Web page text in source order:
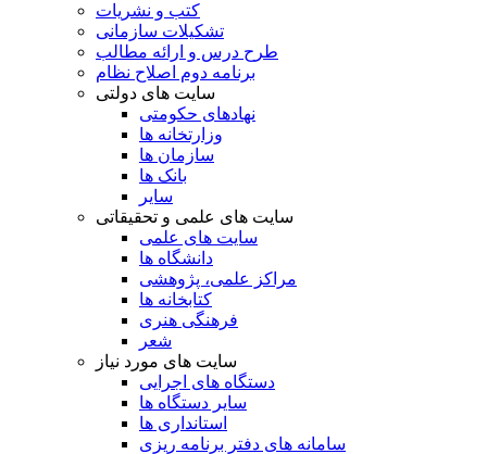
کتب و نشریات
تشکیلات سازمانی
طرح درس و ارائه مطالب
برنامه دوم اصلاح نظام
سایت های دولتی
نهادهای حکومتی
وزارتخانه ها
سازمان ها
بانک ها
سایر
سایت های علمی و تحقیقاتی
سایت های علمی
دانشگاه ها
مراکز علمی، پژوهشی
کتابخانه ها
فرهنگی هنری
شعر
سایت های مورد نیاز
دستگاه های اجرایی
سایر دستگاه ها
استانداری ها
سامانه های دفتر برنامه ریزی